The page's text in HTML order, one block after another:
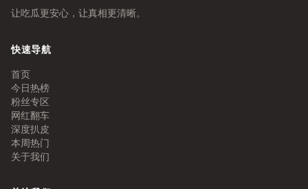
让吃瓜更安心，让真相更清晰。
快速导航
首页
今日热榜
粉丝专区
网红翻车
深度扒皮
本周热门
关于我们